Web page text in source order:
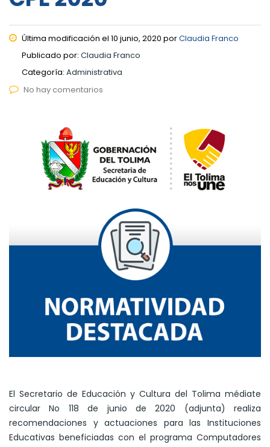
Última modificación el 10 junio, 2020 porClaudia Franco
Publicado por: Claudia Franco
Categoría: Administrativa
No hay comentarios
El Secretario de Educación y Cultura del Tolima médiate
circular No 118 de junio de 2020 (adjunta) realiza
recomendaciones y actuaciones para las Instituciones
Educativas beneficiadas con el programa Computadores